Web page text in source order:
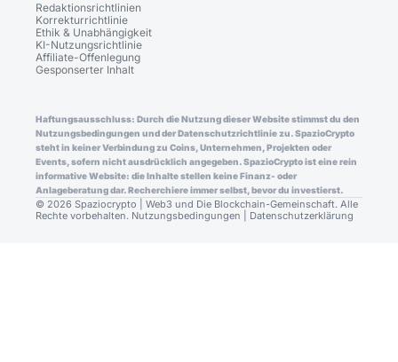
Redaktionsrichtlinien
Korrekturrichtlinie
Ethik & Unabhängigkeit
KI-Nutzungsrichtlinie
Affiliate-Offenlegung
Gesponserter Inhalt
Haftungsausschluss: Durch die Nutzung dieser Website stimmst du den
Nutzungsbedingungen und der Datenschutzrichtlinie zu. SpazioCrypto
steht in keiner Verbindung zu Coins, Unternehmen, Projekten oder
Events, sofern nicht ausdrücklich angegeben. SpazioCrypto ist eine rein
informative Website: die Inhalte stellen keine Finanz- oder
Anlageberatung dar. Recherchiere immer selbst, bevor du investierst.
© 2026 Spaziocrypto | Web3 und Die Blockchain-Gemeinschaft. Alle
Rechte vorbehalten. Nutzungsbedingungen Datenschutzerklärung